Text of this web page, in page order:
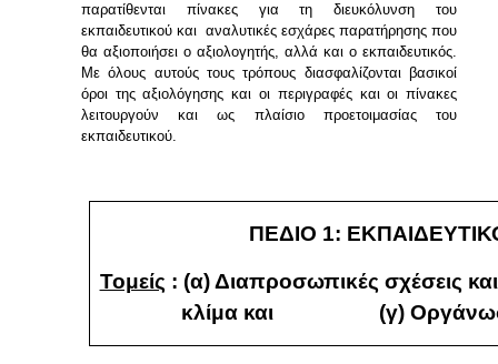
παρατίθενται πίνακες για τη διευκόλυνση του
εκπαιδευτικού και αναλυτικές εσχάρες παρατήρησης που
θα αξιοποιήσει ο αξιολογητής, αλλά και ο εκπαιδευτικός.
Με όλους αυτούς τους τρόπους διασφαλίζονται βασικοί
όροι της αξιολόγησης και οι περιγραφές και οι πίνακες
λειτουργούν και ως πλαίσιο προετοιμασίας του
εκπαιδευτικού.
ΠΕΔΙΟ 1:
Τομείς : (α) Διαπροσωπικές σχέσεις
κλίμα και (γ) Οργάνωση